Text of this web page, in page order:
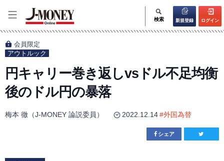
検索 新規登録 ログイン
会員限定
アウトルック
円キャリー巻き返しvsドル不足均衡
後のドル円の暴落
梅本 徹（J-MONEY 論説委員） 2022.12.14#外国為替
シェア